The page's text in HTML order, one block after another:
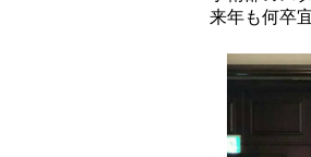
来年も何卒